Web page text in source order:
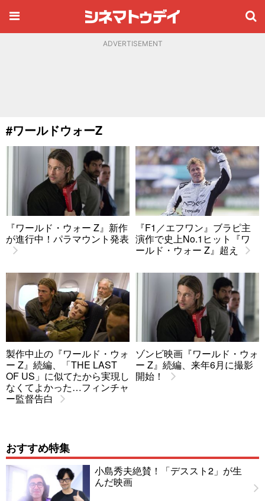
ADVERTISEMENT
#ワールドウォーZ
『ワールド・ウォー Z』新作
が進行中！パラマウント発表
『F1／エフワン』ブラピ主
演作で史上No.1ヒット『ワ
ールド・ウォー Z』超え
製作中止の『ワールド・ウォ
ー Z』続編、「THE LAST
OF US」に似てたから実現し
なくてよかった…フィンチャ
ー監督告白
ゾンビ映画『ワールド・ウォ
ー Z』続編、来年6月に撮影
開始！
おすすめ特集
小島秀夫絶賛！「デススト2」が生
んだ映画